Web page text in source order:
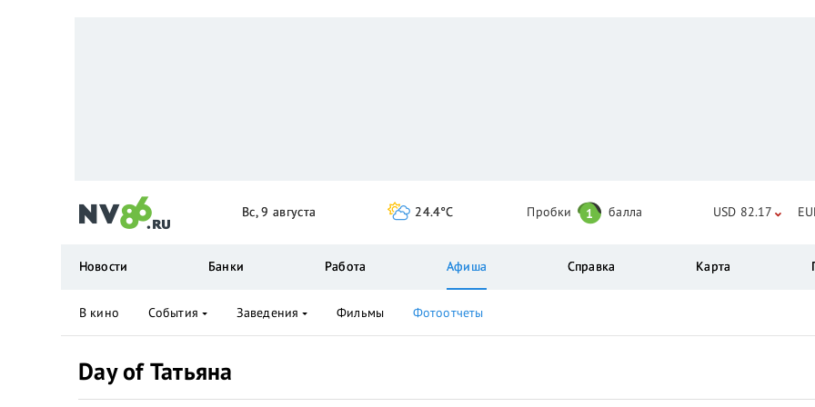
Day of Татьяна
Вс, 9 августа 24.4°C Пробки 1 балла USD 82.17
Новости Банки Работа Афиша Справка Карта
В кино События Заведения Фильмы Фотоотчеты